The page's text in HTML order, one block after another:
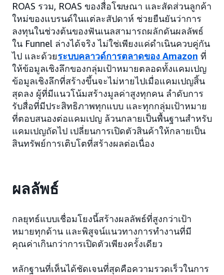
ROAS รวม, ROAS ของสื่อโฆษณา และสัดส่วนลูกค้า
ใหม่ของแบรนด์ในแต่ละสัปดาห์ ช่วยยืนยันว่าการ
ลงทุนในช่วงต้นของฟันเนลสามารถผลักดันผลลัพธ์
ใน Funnel ล่างได้จริง ไม่ใช่เพียงแค่ดำเนินควบคู่กัน
ไป และด้วยระบบคลาวด์การตลาดของ Amazon ที่
ให้ข้อมูลเชิงลึกของกลุ่มเป้าหมายตลอดทั้งแคมเปญ
ข้อมูลเชิงลึกที่สร้างขึ้นจะไม่หายไปเมื่อแคมเปญสิ้น
สุดลง ผู้ที่มีแนวโน้มสร้างมูลค่าสูงทุกคน ลำดับการ
รับสื่อที่มีประสิทธิภาพทุกแบบ และทุกกลุ่มเป้าหมาย
ที่ตอบสนองต่อแคมเปญ ล้วนกลายเป็นพื้นฐานสำหรับ
แคมเปญถัดไป เปลี่ยนการเปิดตัวสินค้าให้กลายเป็น
สินทรัพย์การเติบโตที่สร้างผลต่อเนื่อง
ผลลัพธ์
กลยุทธ์แบบเชื่อมโยงนี้สร้างผลลัพธ์ที่สูงกว่าเป้า
หมายทุกด้าน และพิสูจน์แนวทางการทำงานที่มี
คุณค่าเกินกว่าการเปิดตัวเพียงครั้งเดียว
หลักฐานที่เห็นได้ชัดเจนที่สุดคือความรวดเร็วในการ